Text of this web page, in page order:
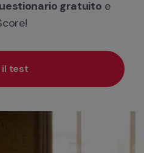
gratuito e
il test